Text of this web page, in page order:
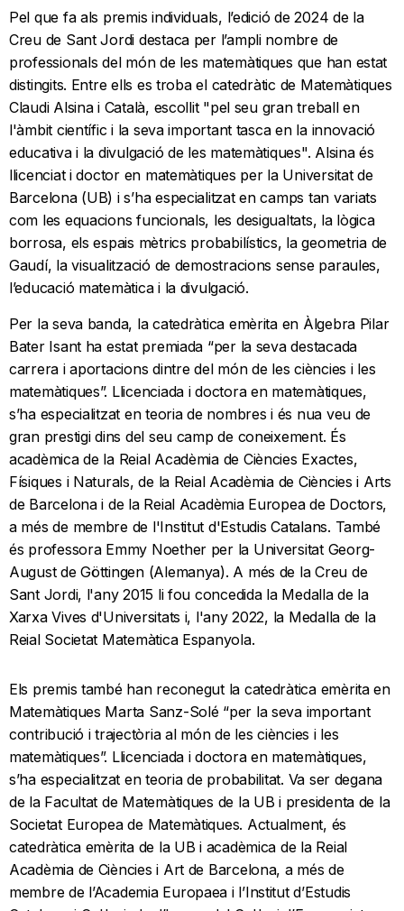
Pel que fa als premis individuals, l’edició de 2024 de la
Creu de Sant Jordi destaca per l’ampli nombre de
professionals del món de les matemàtiques que han estat
distingits. Entre ells es troba el catedràtic de Matemàtiques
Claudi Alsina i Català, escollit "pel seu gran treball en
l'àmbit científic i la seva important tasca en la innovació
educativa i la divulgació de les matemàtiques". Alsina és
llicenciat i doctor en matemàtiques per la Universitat de
Barcelona (UB) i s’ha especialitzat en camps tan variats
com les equacions funcionals, les desigualtats, la lògica
borrosa, els espais mètrics probabilístics, la geometria de
Gaudí, la visualització de demostracions sense paraules,
l’educació matemàtica i la divulgació.
Per la seva banda, la catedràtica emèrita en Àlgebra Pilar
Bater Isant ha estat premiada “per la seva destacada
carrera i aportacions dintre del món de les ciències i les
matemàtiques”. Llicenciada i doctora en matemàtiques,
s’ha especialitzat en teoria de nombres i és nua veu de
gran prestigi dins del seu camp de coneixement. És
acadèmica de la Reial Acadèmia de Ciències Exactes,
Físiques i Naturals, de la Reial Acadèmia de Ciències i Arts
de Barcelona i de la Reial Acadèmia Europea de Doctors,
a més de membre de l'Institut d'Estudis Catalans. També
és professora Emmy Noether per la Universitat Georg-
August de Göttingen (Alemanya). A més de la Creu de
Sant Jordi, l'any 2015 li fou concedida la Medalla de la
Xarxa Vives d'Universitats i, l'any 2022, la Medalla de la
Reial Societat Matemàtica Espanyola.
Els premis també han reconegut la catedràtica emèrita en
Matemàtiques Marta Sanz-Solé “per la seva important
contribució i trajectòria al món de les ciències i les
matemàtiques”. Llicenciada i doctora en matemàtiques,
s’ha especialitzat en teoria de probabilitat. Va ser degana
de la Facultat de Matemàtiques de la UB i presidenta de la
Societat Europea de Matemàtiques. Actualment, és
catedràtica emèrita de la UB i acadèmica de la Reial
Acadèmia de Ciències i Art de Barcelona, a més de
membre de l’Academia Europaea i l’Institut d’Estudis